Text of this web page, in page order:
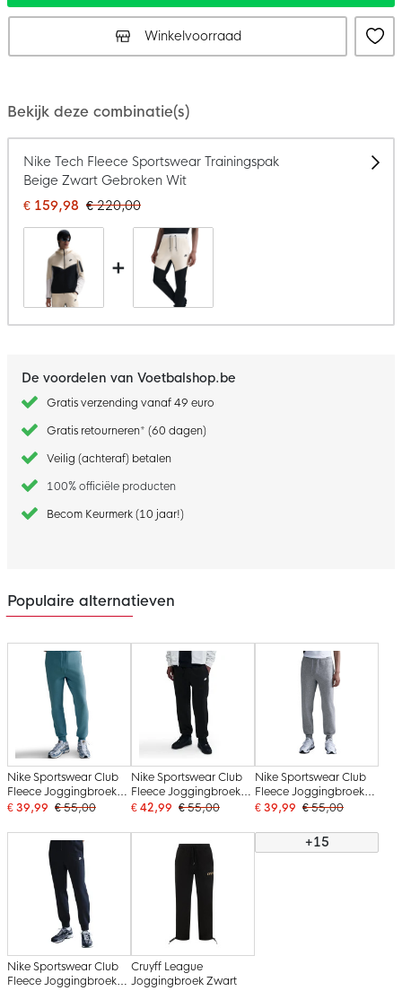
Winkelvoorraad
Bekijk deze combinatie(s)
Nike Tech Fleece Sportswear Trainingspak
Beige Zwart Gebroken Wit
€ 159,98 € 220,00
+
De voordelen van Voetbalshop.be
Gratis verzending vanaf 49 euro
Gratis retourneren* (60 dagen)
Veilig (achteraf) betalen
100% officiële producten
Becom Keurmerk (10 jaar!)
Populaire alternatieven
Nike Sportswear Club
Fleece Joggingbroek
Turquoise Wit
€ 39,99 € 55,00
Nike Sportswear Club
Fleece Joggingbroek
Zwart Wit
€ 42,99 € 55,00
Nike Sportswear Club
Fleece Joggingbroek
Grijs Wit
€ 39,99 € 55,00
Nike Sportswear Club
Fleece Joggingbroek
Cruyff League
Joggingbroek Zwart
+15